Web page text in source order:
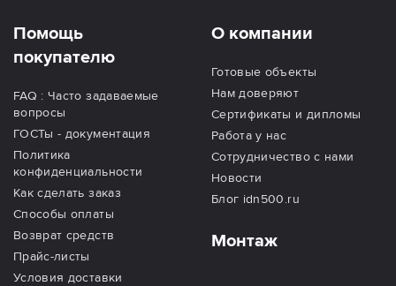
Помощь
покупателю
FAQ : Часто задаваемые
вопросы
ГОСТы - документация
Политика
конфиденциальности
Как сделать заказ
Способы оплаты
Возврат средств
Прайс-листы
Условия доставки
О компании
Готовые объекты
Нам доверяют
Сертификаты и дипломы
Работа у нас
Сотрудничество с нами
Новости
Блог idn500.ru
Монтаж